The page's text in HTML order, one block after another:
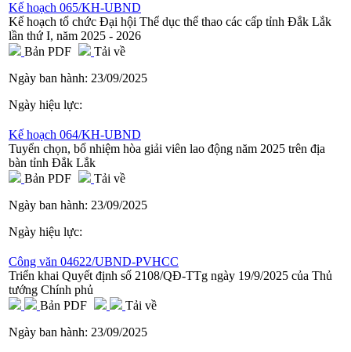
Kế hoạch 065/KH-UBND
Kế hoạch tổ chức Đại hội Thể dục thể thao các cấp tỉnh Đắk Lắk
lần thứ I, năm 2025 - 2026
Bản PDF
Tải về
Ngày ban hành: 23/09/2025
Ngày hiệu lực:
Kế hoạch 064/KH-UBND
Tuyển chọn, bổ nhiệm hòa giải viên lao động năm 2025 trên địa
bàn tỉnh Đắk Lắk
Bản PDF
Tải về
Ngày ban hành: 23/09/2025
Ngày hiệu lực:
Công văn 04622/UBND-PVHCC
Triển khai Quyết định số 2108/QĐ-TTg ngày 19/9/2025 của Thủ
tướng Chính phủ
Bản PDF
Tải về
Ngày ban hành: 23/09/2025